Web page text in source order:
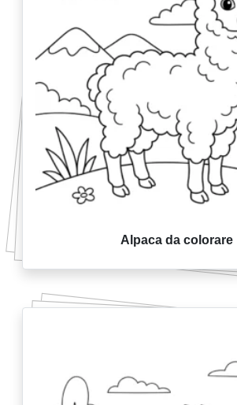
Alpaca da colorare